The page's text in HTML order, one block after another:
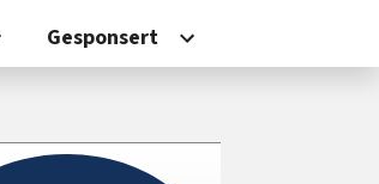
Gesponsert